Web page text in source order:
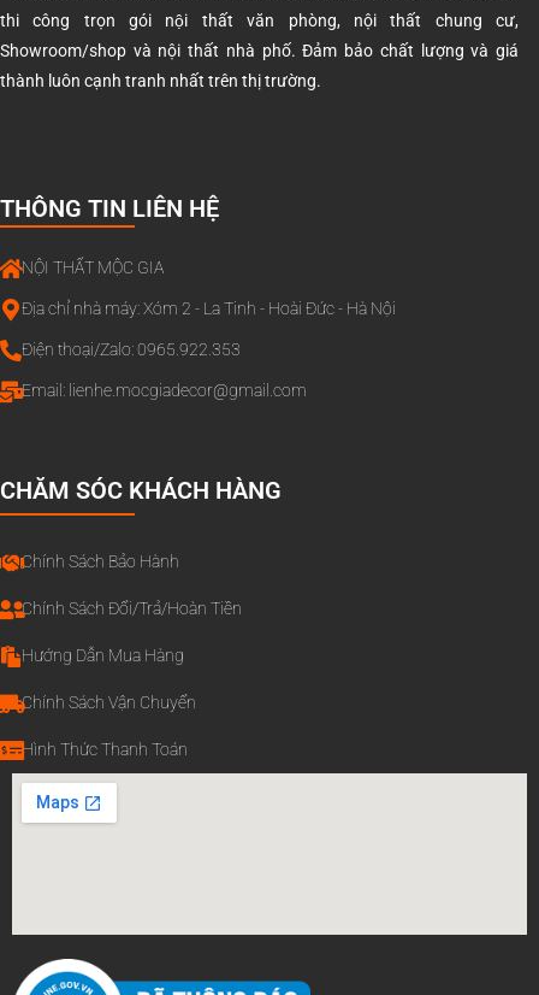
thi công trọn gói nội thất văn phòng, nội thất chung cư,
Showroom/shop và nội thất nhà phố. Đảm bảo chất lượng và giá
thành luôn cạnh tranh nhất trên thị trường.
THÔNG TIN LIÊN HỆ
NỘI THẤT MỘC GIA
Địa chỉ nhà máy: Xóm 2 - La Tinh - Hoài Đức - Hà Nội
Điện thoại/Zalo: 0965.922.353
Email: lienhe.mocgiadecor@gmail.com
CHĂM SÓC KHÁCH HÀNG
Chính Sách Bảo Hành
Chính Sách Đổi/Trả/Hoàn Tiền
Hướng Dẫn Mua Hàng
Chính Sách Vận Chuyển
Hình Thức Thanh Toán